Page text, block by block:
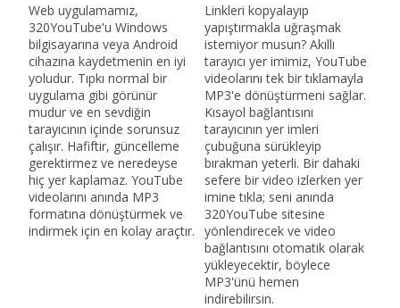
Web uygulamamız,
320YouTube'u Windows
bilgisayarına veya Android
cihazına kaydetmenin en iyi
yoludur. Tıpkı normal bir
uygulama gibi görünür
mudur ve en sevdiğin
tarayıcının içinde sorunsuz
çalışır. Hafiftir, güncelleme
gerektirmez ve neredeyse
hiç yer kaplamaz. YouTube
videolarını anında MP3
formatına dönüştürmek ve
indirmek için en kolay araçtır.
Linkleri kopyalayıp
yapıştırmakla uğraşmak
istemiyor musun? Akıllı
tarayıcı yer imimiz, YouTube
videolarını tek bir tıklamayla
MP3'e dönüştürmeni sağlar.
Kısayol bağlantısını
tarayıcının yer imleri
çubuğuna sürükleyip
bırakman yeterli. Bir dahaki
sefere bir video izlerken yer
imine tıkla; seni anında
320YouTube sitesine
yönlendirecek ve video
bağlantısını otomatik olarak
yükleyecektir, böylece
MP3'ünü hemen
indirebilirsin.